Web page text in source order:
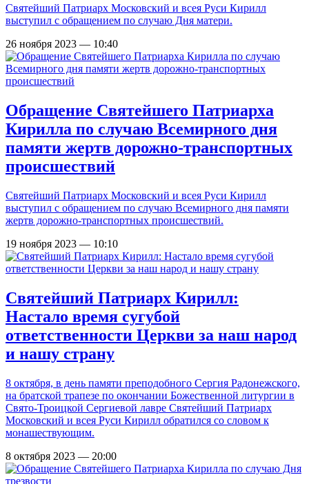
Святейший Патриарх Московский и всея Руси Кирилл
выступил с обращением по случаю Дня матери.
26 ноября 2023 — 10:40
Обращение Святейшего Патриарха
Кирилла по случаю Всемирного дня
памяти жертв дорожно-транспортных
происшествий
Святейший Патриарх Московский и всея Руси Кирилл
выступил с обращением по случаю Всемирного дня памяти
жертв дорожно-транспортных происшествий.
19 ноября 2023 — 10:10
Святейший Патриарх Кирилл:
Настало время сугубой
ответственности Церкви за наш народ
и нашу страну
8 октября, в день памяти преподобного Сергия Радонежского,
на братской трапезе по окончании Божественной литургии в
Свято-Троицкой Сергиевой лавре Святейший Патриарх
Московский и всея Руси Кирилл обратился со словом к
монашествующим.
8 октября 2023 — 20:00